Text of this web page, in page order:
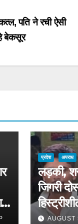
पति ने रची ऐसी
बेकसूर
प्रदेश अपराध
लड़की,
जिगरी
चेहरा
AUGUST